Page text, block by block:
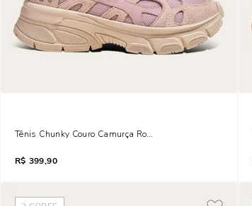
Tênis Chunky Couro Camurça Rosa Quartzo Mesh
R$ 399,90